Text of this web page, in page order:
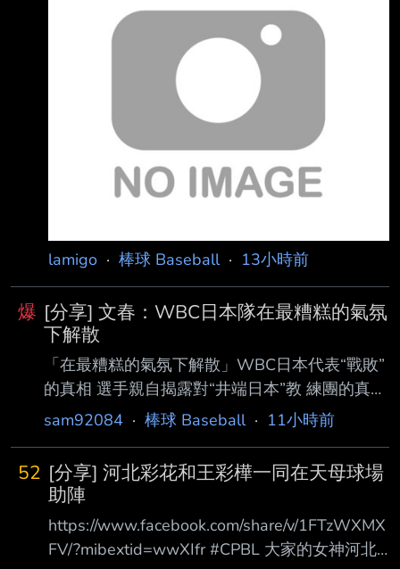
村超級有餘裕的不上王牌，先用他們的二號先發
最末端炸裂；他在6日賽前受訪時表示，最近最
大的差別除了運氣比較好，更重 要的是重新掌
握與投手對決的節奏，讓原本經常落在界外的紮
實擊球，開始能夠留在場內 。 陳子豪昨役3打數
敲出1支安打，3局下轟出右外野陽春全壘打，替
味全龍先馳得點， 最終龍隊以3比0完封統一
獅。 截至5日，陳子豪本季出賽67場，212打數
敲出39支安打，貢獻3轟
lamigo · 棒球 Baseball· 13小時前
爆 [分享] 文春：WBC日本隊在最糟糕的氣氛
下解散
「在最糟糕的氣氛下解散」WBC日本代表“戰敗”
的真相 選手親自揭露對“井端日本”教 練團的真實
評價：「與選手保持良好距離感的教練是……」
WBC（世界棒球經典賽）中，侍日本（日本國家
隊）以歷史最低的成績黯 然收場。如今，球隊迎
來了前羅德隊總教練井口資仁擔任新任指揮官，
誓言奪回王座。然 而，代表隊的選手們究竟是如
何看待這次的人事異動呢？4位國家隊戰士在此
sam92084 · 棒球 Baseball· 11小時前
52 [分享] 河北彩花和王彩樺一同在天母球場
助陣
https://www.facebook.com/share/v/1FTzWXMX
FV/?mibextid=wwXIfr #CPBL 大家的女神河北